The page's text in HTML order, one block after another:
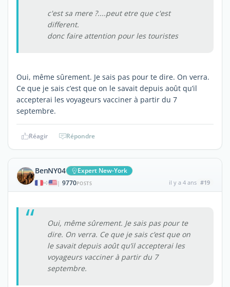
c'est sa mere ?....peut etre que c'est
different.
donc faire attention pour les touristes
Oui, même sûrement. Je sais pas pour te dire. On verra.
Ce que je sais c’est que on le savait depuis août qu’il
accepterai les voyageurs vacciner à partir du 7
septembre.
Réagir Répondre
BenNY04 Expert New-York
| 9770POSTS il y a 4 ans #19
Oui, même sûrement. Je sais pas pour te
dire. On verra. Ce que je sais c’est que on
le savait depuis août qu’il accepterai les
voyageurs vacciner à partir du 7
septembre.